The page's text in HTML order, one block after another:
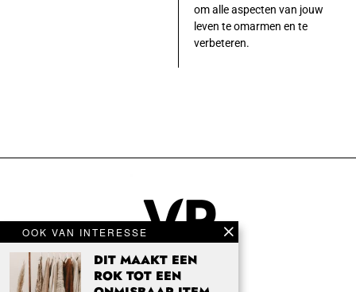
OOK VAN INTERESSE
DIT MAAKT EEN
ROK TOT EEN
om alle aspecten van jouw
leven te omarmen en te
verbeteren.